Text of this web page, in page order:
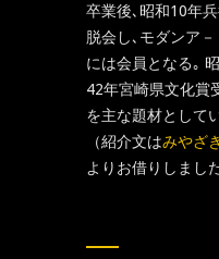
卒業後､昭和10年
脱会し､モダンア
には会員となる｡
42年宮崎県文化賞
を主な題材として
（紹介文はみやざ
よりお借りしました